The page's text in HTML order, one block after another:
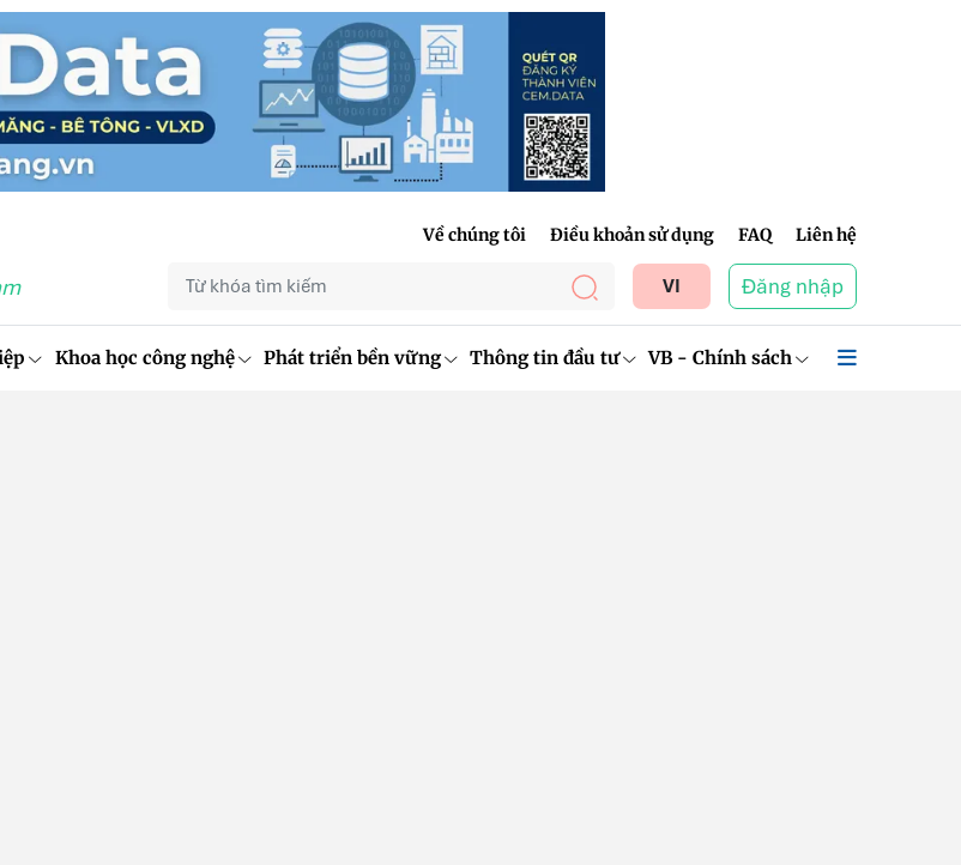
Về chúng tôi Điều khoản sử dụng FAQ Liên hệ
VI Đăng nhập
Khoa học công nghệ Phát triển bền vững Thông tin đầu tư VB - Chính sách